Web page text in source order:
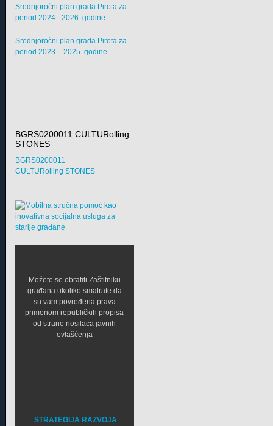
Srednjoročni plan grada Pirota za
period 2024.- 2026. godine
Srednjoročni plan grada Pirota za
period 2023. - 2025. godine
BGRS0200011 CULTURolling
STONES
BGRS0200011
CULTURolling STONES
Možete se obratiti Zaštitniku
građana ukoliko smatrate da
su vam povređena prava
primenom republičkih propisa
od strane nosilaca javnih
ovlašćenja
STRATEGIJA RAZVOJA